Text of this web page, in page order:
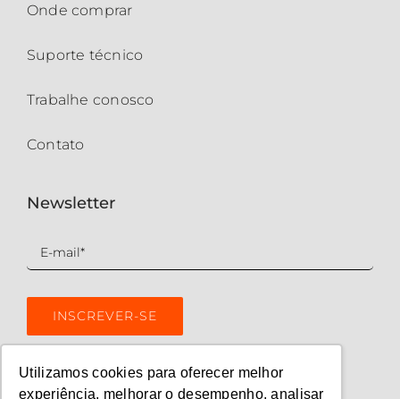
Utilizamos cookies para oferecer melhor
experiência, melhorar o desempenho, analisar
Onde comprar
Suporte técnico
Trabalhe conosco
Contato
Newsletter